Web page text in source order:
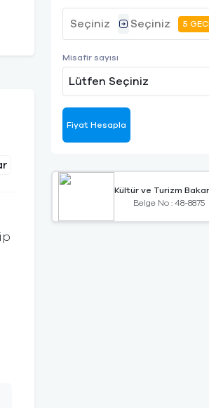
5
Misafir sayısı
Lütfen Seçiniz
Fiyat Hesapla
Kültür ve Turizm
Belge No : 48-8875